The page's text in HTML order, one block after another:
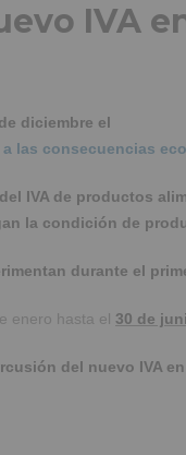
IVA
diciembre el
las consecuencias
IVA de productos
la condición de
durante el
enero hasta el 30 de
del nuevo IVA